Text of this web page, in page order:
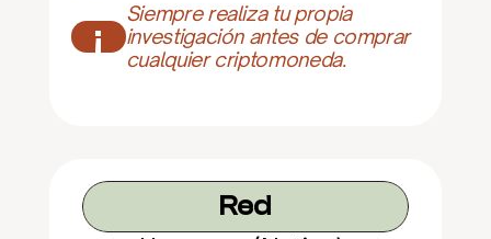
¡
Siempre realiza tu propia
investigación antes de comprar
cualquier criptomoneda.
Red